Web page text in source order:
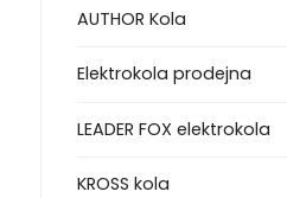
AUTHOR Kola
Elektrokola prodejna
LEADER FOX elektrokola
KROSS kola